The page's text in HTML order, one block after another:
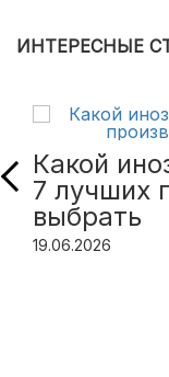
ИНТЕРЕСНЫЕ
Какой
7 лучших
выбрать
19.06.2026